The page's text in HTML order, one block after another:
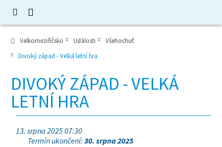
Velkomeziříčsko Události
Všehochuť
Divoký západ - Velká letní hra
DIVOKÝ ZÁPAD - VELKÁ
LETNÍ HRA
13. srpna 2025 07:30
Termín ukončení:30. srpna 2025